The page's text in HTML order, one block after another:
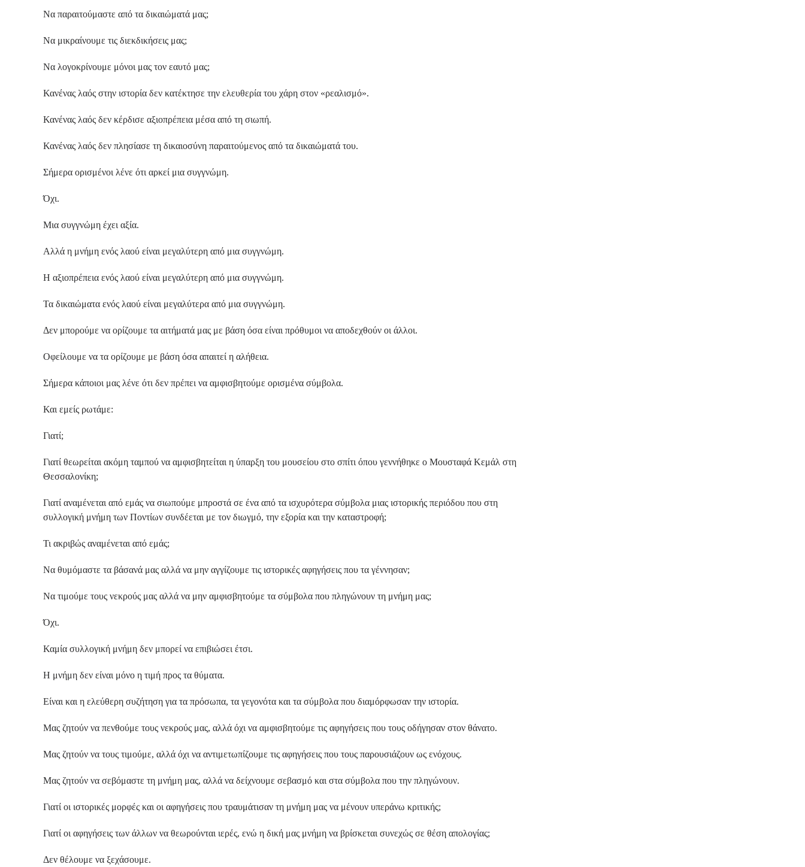
Να παραιτούμαστε από τα δικαιώματά μας;
Να μικραίνουμε τις διεκδικήσεις μας;
Να λογοκρίνουμε μόνοι μας τον εαυτό μας;
Κανένας λαός στην ιστορία δεν κατέκτησε την ελευθερία του χάρη στον «ρεαλισμό».
Κανένας λαός δεν κέρδισε αξιοπρέπεια μέσα από τη σιωπή.
Κανένας λαός δεν πλησίασε τη δικαιοσύνη παραιτούμενος από τα δικαιώματά του.
Σήμερα ορισμένοι λένε ότι αρκεί μια συγγνώμη.
Όχι.
Μια συγγνώμη έχει αξία.
Αλλά η μνήμη ενός λαού είναι μεγαλύτερη από μια συγγνώμη.
Η αξιοπρέπεια ενός λαού είναι μεγαλύτερη από μια συγγνώμη.
Τα δικαιώματα ενός λαού είναι μεγαλύτερα από μια συγγνώμη.
Δεν μπορούμε να ορίζουμε τα αιτήματά μας με βάση όσα είναι πρόθυμοι να αποδεχθούν οι άλλοι.
Οφείλουμε να τα ορίζουμε με βάση όσα απαιτεί η αλήθεια.
Σήμερα κάποιοι μας λένε ότι δεν πρέπει να αμφισβητούμε ορισμένα σύμβολα.
Και εμείς ρωτάμε:
Γιατί;
Γιατί θεωρείται ακόμη ταμπού να αμφισβητείται η ύπαρξη του μουσείου στο σπίτι όπου γεννήθηκε ο Μουσταφά Κεμάλ στη
Θεσσαλονίκη;
Γιατί αναμένεται από εμάς να σιωπούμε μπροστά σε ένα από τα ισχυρότερα σύμβολα μιας ιστορικής περιόδου που στη
συλλογική μνήμη των Ποντίων συνδέεται με τον διωγμό, την εξορία και την καταστροφή;
Τι ακριβώς αναμένεται από εμάς;
Να θυμόμαστε τα βάσανά μας αλλά να μην αγγίζουμε τις ιστορικές αφηγήσεις που τα γέννησαν;
Να τιμούμε τους νεκρούς μας αλλά να μην αμφισβητούμε τα σύμβολα που πληγώνουν τη μνήμη μας;
Όχι.
Καμία συλλογική μνήμη δεν μπορεί να επιβιώσει έτσι.
Η μνήμη δεν είναι μόνο η τιμή προς τα θύματα.
Είναι και η ελεύθερη συζήτηση για τα πρόσωπα, τα γεγονότα και τα σύμβολα που διαμόρφωσαν την ιστορία.
Μας ζητούν να πενθούμε τους νεκρούς μας, αλλά όχι να αμφισβητούμε τις αφηγήσεις που τους οδήγησαν στον θάνατο.
Μας ζητούν να τους τιμούμε, αλλά όχι να αντιμετωπίζουμε τις αφηγήσεις που τους παρουσιάζουν ως ενόχους.
Μας ζητούν να σεβόμαστε τη μνήμη μας, αλλά να δείχνουμε σεβασμό και στα σύμβολα που την πληγώνουν.
Γιατί οι ιστορικές μορφές και οι αφηγήσεις που τραυμάτισαν τη μνήμη μας να μένουν υπεράνω κριτικής;
Γιατί οι αφηγήσεις των άλλων να θεωρούνται ιερές, ενώ η δική μας μνήμη να βρίσκεται συνεχώς σε θέση απολογίας;
Δεν θέλουμε να ξεχάσουμε.